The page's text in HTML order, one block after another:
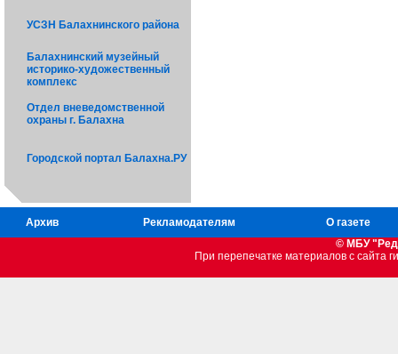
УСЗН Балахнинского района
Балахнинский музейный
историко-художественный
комплекс
Отдел вневедомственной
охраны г. Балахна
Городской портал Балахна.РУ
Архив Рекламодателям
О газете
© МБУ
При перепечатке материалов c сайта